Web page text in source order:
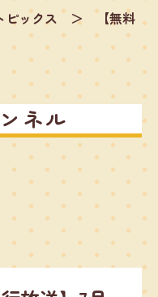
ピックス ＞
【無料
ネル